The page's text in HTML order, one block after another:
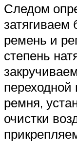
Следом
затягиваем
ремень и
степень
переходной
ремня,
очистки